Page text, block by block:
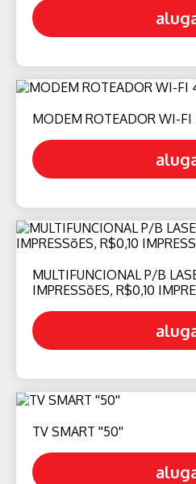
MODEM ROTEADOR WI-FI
MULTIFUNCIONAL P/B
IMPRESSõES, R$0,10
TV SMART ''50''